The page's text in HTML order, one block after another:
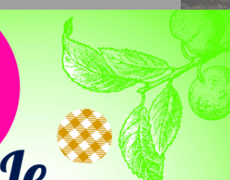
ils fonctionneront
les détails dans notre
pour la défense des
du privé et du public